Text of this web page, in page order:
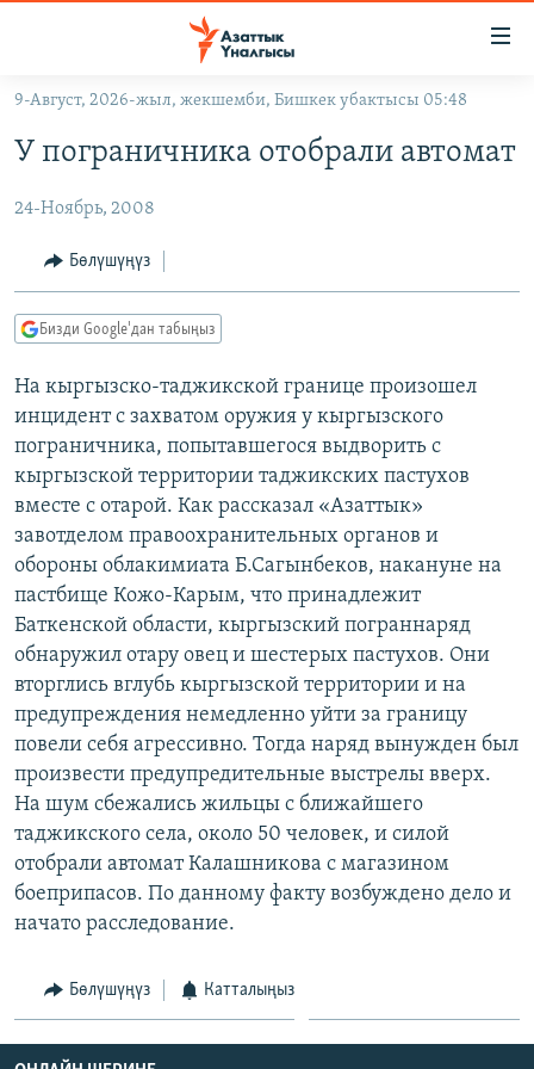
Навигацияга
өтүңүз
салыңыз
КЫРГЫЗСТАН
КЫРГЫЗСТАН
САЯСАТ
МАДАНИЯТ
ДҮЙНӨ
ДҮЙНӨ
УКРАИНА
АТАЙЫН ИЛИКТӨӨ
ТВ ПРОГРАММАЛАР
БҮГҮН АЗАТТЫКТА
ЭКСПЕРТТЕР ТАЛДАЙТ
БИЗ ЖАНА ДҮЙНӨ
ДАНИСТЕ
ЭЖЕ-СИҢДИЛЕР
АЗАТТЫК+
ПОДКАСТ
ӨЗГӨЧӨ ПИКИР
Русский
ОНЛАЙН ШЕРИНЕ
ЭЕ/АРнун бардык сайттары
9-Август, 2026-жыл, жекшемби, Бишкек убактысы 05:48
У пограничника отобрали автомат
24-Ноябрь, 2008
Бөлүшүңүз
Бизди Google'дан табыңыз
На кыргызско-таджикской границе произошел
инцидент с захватом оружия у кыргызского
пограничника, попытавшегося выдворить с
кыргызской территории таджикских пастухов
вместе с отарой. Как рассказал «Азаттык»
завотделом правоохранительных органов и
обороны облакимиата Б.Сагынбеков, накануне на
пастбище Кожо-Карым, что принадлежит
Баткенской области, кыргызский пограннаряд
обнаружил отару овец и шестерых пастухов. Они
вторглись вглубь кыргызской территории и на
предупреждения немедленно уйти за границу
повели себя агрессивно. Тогда наряд вынужден был
произвести предупредительные выстрелы вверх.
На шум сбежались жильцы с ближайшего
таджикского села, около 50 человек, и силой
отобрали автомат Калашникова с магазином
боеприпасов. По данному факту возбуждено дело и
начато расследование.
Бөлүшүңүз Катталыңыз